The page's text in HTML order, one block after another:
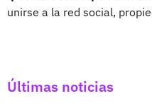
unirse a la red social,
Últimas noticias